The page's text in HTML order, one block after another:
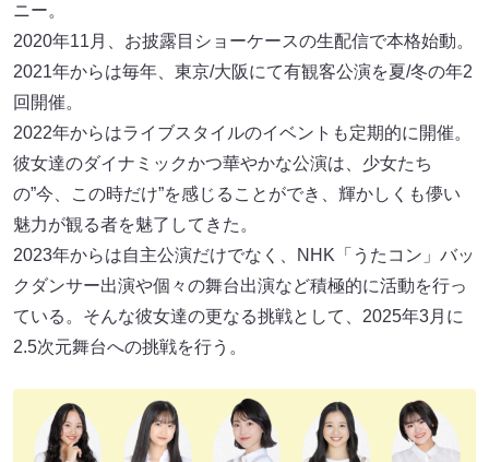
ニー。
2020年11月、お披露目ショーケースの生配信で本格始動。
2021年からは毎年、東京/大阪にて有観客公演を夏/冬の年2
回開催。
2022年からはライブスタイルのイベントも定期的に開催。
彼女達のダイナミックかつ華やかな公演は、少女たち
の”今、この時だけ”を感じることができ、輝かしくも儚い
魅力が観る者を魅了してきた。
2023年からは自主公演だけでなく、NHK「うたコン」バッ
クダンサー出演や個々の舞台出演など積極的に活動を行っ
ている。そんな彼女達の更なる挑戦として、2025年3月に
2.5次元舞台への挑戦を行う。